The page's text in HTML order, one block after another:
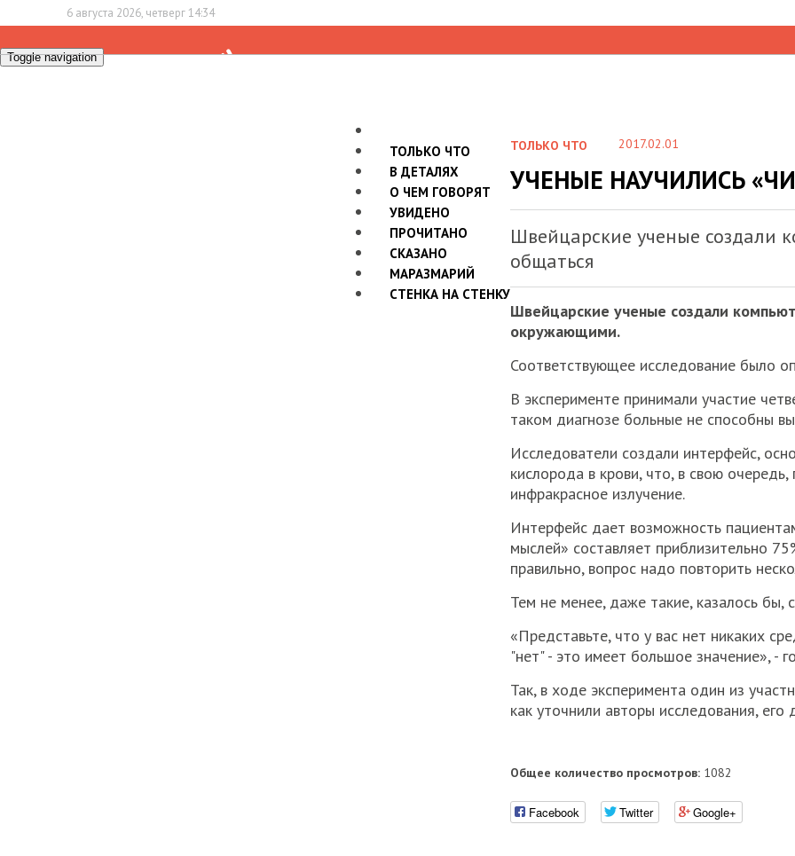
6 августа 2026, четверг 14:34
Toggle navigation
ТОЛЬКО ЧТО
В ДЕТАЛЯХ
О ЧЕМ ГОВОРЯТ
УВИДЕНО
ПРОЧИТАНО
СКАЗАНО
МАРАЗМАРИЙ
СТЕНКА НА СТЕНКУ
ТОЛЬКО ЧТО 2017.02.01
УЧЕНЫЕ НАУЧИЛИСЬ
Швейцарские ученые создали
общаться
Швейцарские ученые создали
окружающими.
Соответствующее исследование было
В эксперименте принимали участие
таком диагнозе больные не способны
Исследователи создали интерфейс,
кислорода в крови, что, в свою
инфракрасное излучение.
Интерфейс дает возможность
мыслей» составляет приблизительно
правильно, вопрос надо повторить
Тем не менее, даже такие, казалось бы,
«Представьте, что у вас нет никаких
"нет" - это имеет большое значение», -
Так, в ходе эксперимента один из
как уточнили авторы исследования,
Общее количество просмотров: 1082
Facebook Twitter Google+